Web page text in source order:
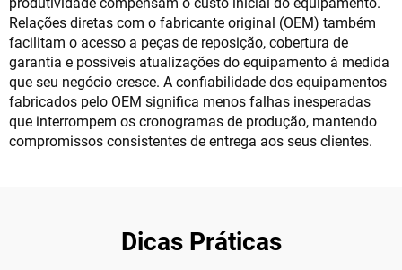
Relações diretas com o fabricante original (OEM) também
facilitam o acesso a peças de reposição, cobertura de
garantia e possíveis atualizações do equipamento à medida
que seu negócio cresce. A confiabilidade dos equipamentos
fabricados pelo OEM significa menos falhas inesperadas
que interrompem os cronogramas de produção, mantendo
compromissos consistentes de entrega aos seus clientes.
Dicas Práticas